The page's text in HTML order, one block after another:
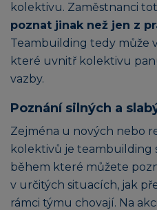
kolektivu. Zaměstnanci
poznat jinak než jen z
Teambuilding tedy může
které uvnitř kolektivu
vazby.
Poznání silných a
Zejména u nových nebo
kolektivů je teambuilding
během které můžete
v určitých situacích, jak
rámci týmu chovají. Na